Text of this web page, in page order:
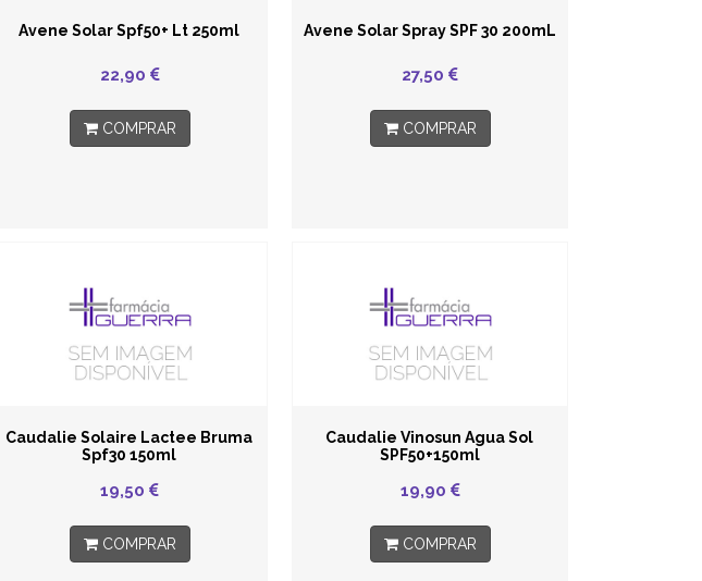
Avene Solar Spf50+ Lt 250ml
22,90
COMPRAR
Avene Solar Spray SPF 30 200mL
27,50
COMPRAR
Caudalie Solaire Lactee Bruma
Spf30 150ml
19,50
COMPRAR
Caudalie Vinosun Agua Sol
SPF50+150ml
19,90
COMPRAR